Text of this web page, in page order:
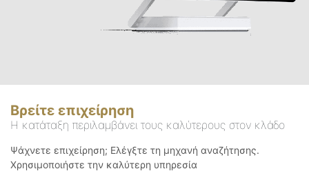
Βρείτε επιχείρηση
Η κατάταξη περιλαμβάνει τους καλύτερους στον κλάδο
Ψάχνετε επιχείρηση; Ελέγξτε τη μηχανή αναζήτησης.
Χρησιμοποιήστε την καλύτερη υπηρεσία